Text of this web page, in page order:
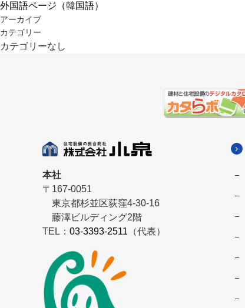
外国語ページ（韓国語）
アーカイブ
カテゴリー
カテゴリーなし
本社
〒167-0051
東京都杉並区荻窪4-30-16
藤澤ビルディング2階
TEL： 03-3393-2511 （代表）